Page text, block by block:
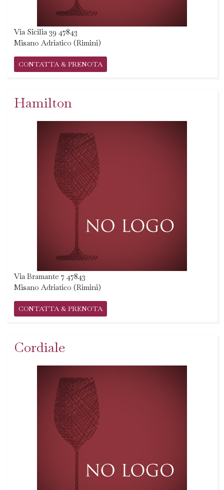
Via Sicilia 39 47843
Misano Adriatico (Rimini)
CONTATTA & PRENOTA
Hamilton
Via Bramante 7 47843
Misano Adriatico (Rimini)
CONTATTA & PRENOTA
Cordiale